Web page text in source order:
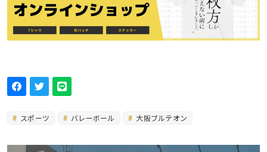
スポーツ バレーボール 大阪ブルテオン